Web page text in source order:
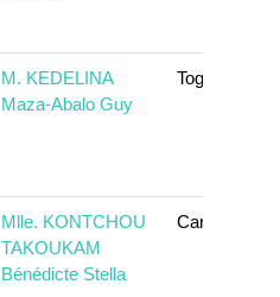
M. KEDELINA
Maza-Abalo Guy
Togo
Mlle. KONTCHOU
TAKOUKAM
Bénédicte Stella
Cameroun